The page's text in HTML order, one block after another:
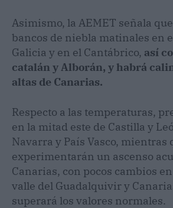
Asimismo, la AEMET señala
bancos de niebla matinales en
Galicia y en el Cantábrico, así
catalán y Alborán, y habrá
altas de Canarias.
Respecto a las temperaturas,
en la mitad este de Castilla y
Navarra y País Vasco, mientras
experimentarán un ascenso
Canarias, con pocos cambios
valle del Guadalquivir y
superará los valores normales.